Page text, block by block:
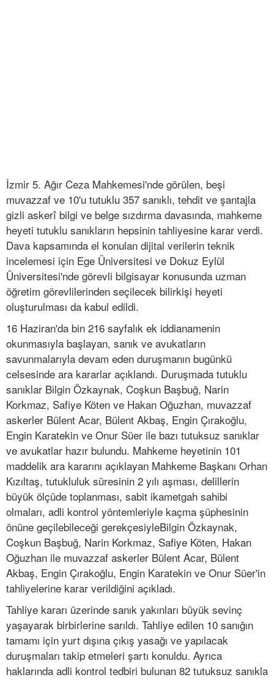
İzmir 5. Ağır Ceza Mahkemesi'nde görülen, beşi
muvazzaf ve 10'u tutuklu 357 sanıklı, tehdit ve şantajla
gizli askerî bilgi ve belge sızdırma davasında, mahkeme
heyeti tutuklu sanıkların hepsinin tahliyesine karar verdi.
Dava kapsamında el konulan dijital verilerin teknik
incelemesi için Ege Üniversitesi ve Dokuz Eylül
Üniversitesi'nde görevli bilgisayar konusunda uzman
öğretim görevlilerinden seçilecek bilirkişi heyeti
oluşturulması da kabul edildi.
16 Haziran'da bin 216 sayfalık ek iddianamenin
okunmasıyla başlayan, sanık ve avukatların
savunmalarıyla devam eden duruşmanın bugünkü
celsesinde ara kararlar açıklandı. Duruşmada tutuklu
sanıklar Bilgin Özkaynak, Coşkun Başbuğ, Narin
Korkmaz, Safiye Köten ve Hakan Oğuzhan, muvazzaf
askerler Bülent Acar, Bülent Akbaş, Engin Çırakoğlu,
Engin Karatekin ve Onur Süer ile bazı tutuksuz sanıklar
ve avukatlar hazır bulundu. Mahkeme heyetinin 101
maddelik ara kararını açıklayan Mahkeme Başkanı Orhan
Kızıltaş, tutukluluk süresinin 2 yılı aşması, delillerin
büyük ölçüde toplanması, sabit ikametgah sahibi
olmaları, adli kontrol yöntemleriyle kaçma şüphesinin
önüne geçilebileceği gerekçesiyleBilgin Özkaynak,
Coşkun Başbuğ, Narin Korkmaz, Safiye Köten, Hakan
Oğuzhan ile muvazzaf askerler Bülent Acar, Bülent
Akbaş, Engin Çırakoğlu, Engin Karatekin ve Onur Süer'in
tahliyelerine karar verildiğini açıkladı.
Tahliye kararı üzerinde sanık yakınları büyük sevinç
yaşayarak birbirlerine sarıldı. Tahliye edilen 10 sanığın
tamamı için yurt dışına çıkış yasağı ve yapılacak
duruşmaları takip etmeleri şartı konuldu. Ayrıca
haklarında adli kontrol tedbiri bulunan 82 tutuksuz sanıkla